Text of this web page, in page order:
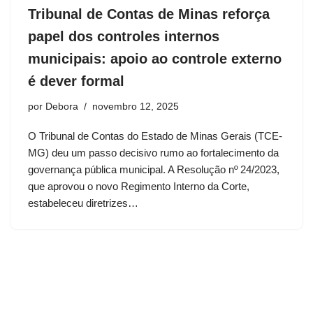
Tribunal de Contas de Minas reforça
papel dos controles internos
municipais: apoio ao controle externo
é dever formal
por Debora novembro 12, 2025
O Tribunal de Contas do Estado de Minas Gerais (TCE-
MG) deu um passo decisivo rumo ao fortalecimento da
governança pública municipal. A Resolução nº 24/2023,
que aprovou o novo Regimento Interno da Corte,
estabeleceu diretrizes…